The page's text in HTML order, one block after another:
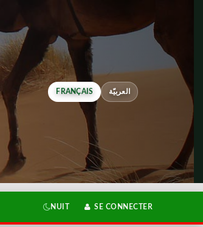
FRANÇAIS العربيّة
NUIT SE CONNECTER